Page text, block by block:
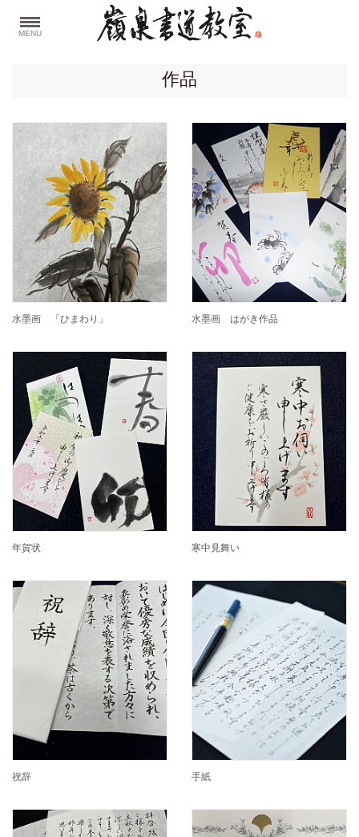
MENU
作品
水墨画 「ひまわり」 水墨画 はがき作品
年賀状 寒中見舞い
祝辞 手紙